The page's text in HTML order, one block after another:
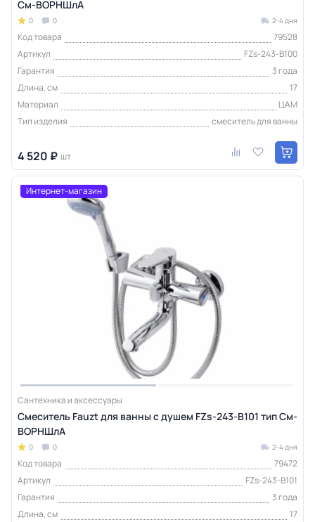
См-ВОРНШлА
0 0 2-4 дня
Код товара
79528
Артикул
FZs-243-B100
Гарантия
3 года
Длина, см
17
Материал
ЦАМ
Тип изделия
смеситель для ванны
4 520 ₽ шт
Интернет-магазин
Сантехника и аксессуары
Смеситель Fauzt для ванны с душем FZs-243-B101 тип См-
ВОРНШлА
0 0 2-4 дня
Код товара
79472
Артикул
FZs-243-B101
Гарантия
3 года
Длина, см
17